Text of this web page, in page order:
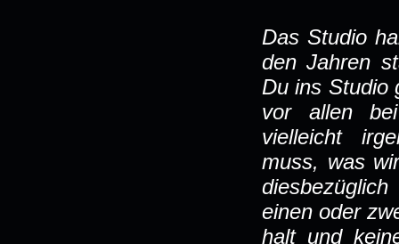
Das Studio
den Jahren
Du ins Studio
vor allen
vielleicht
muss, was
einen oder
halt und